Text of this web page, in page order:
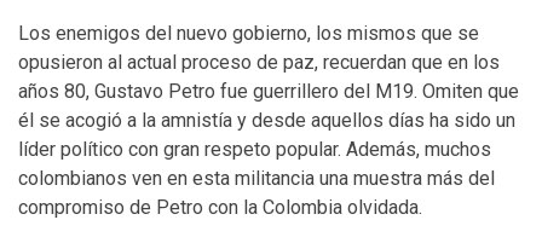
Los enemigos del nuevo gobierno, los mismos que se
opusieron al actual proceso de paz, recuerdan que en los
años 80, Gustavo Petro fue guerrillero del M19. Omiten que
él se acogió a la amnistía y desde aquellos días ha sido un
líder político con gran respeto popular. Además, muchos
colombianos ven en esta militancia una muestra más del
compromiso de Petro con la Colombia olvidada.